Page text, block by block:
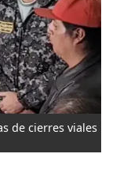
de cierres viales